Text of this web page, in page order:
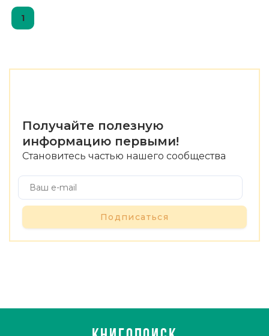
1
Получайте полезную
информацию первыми!
Становитесь частью нашего сообщества
Подписаться